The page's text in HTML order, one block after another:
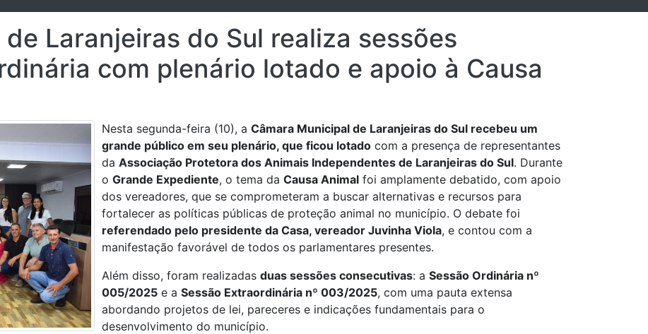
Laranjeiras do Sul realiza sessões
com plenário lotado e apoio à Causa
Nesta segunda-feira (10), a Câmara Municipal de Laranjeiras do Sul recebeu um
grande público em seu plenário, que ficou lotado com a presença de representantes
da Associação Protetora dos Animais Independentes de Laranjeiras do Sul. Durante
o Grande Expediente, o tema da Causa Animal foi amplamente debatido, com apoio
dos vereadores, que se comprometeram a buscar alternativas e recursos para
fortalecer as políticas públicas de proteção animal no município. O debate foi
referendado pelo presidente da Casa, vereador Juvinha Viola, e contou com a
manifestação favorável de todos os parlamentares presentes.
Além disso, foram realizadas duas sessões consecutivas: a Sessão Ordinária nº
005/2025 e a Sessão Extraordinária nº 003/2025, com uma pauta extensa
abordando projetos de lei, pareceres e indicações fundamentais para o
desenvolvimento do município.